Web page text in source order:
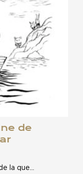
de
la que…